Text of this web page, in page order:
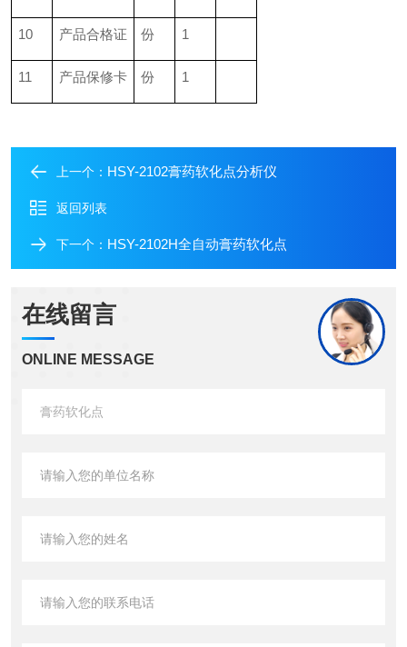
10 产品合格证 份 1
11 产品保修卡 份 1
上一个： HSY-2102膏药软化点分析仪
返回列表
下一个： HSY-2102H全自动膏药软化点
在线留言
ONLINE MESSAGE